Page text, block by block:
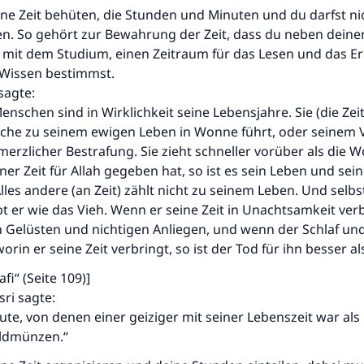
Zeit behüten, die Stunden und Minuten und du darfst
So gehört zur Bewahrung der Zeit, dass du neben
dem Studium, einen Zeitraum für das Lesen und das
bestimmst.
sind in Wirklichkeit seine Lebensjahre. Sie (die
zu seinem ewigen Leben in Wonne führt, oder seinem
Bestrafung. Sie zieht schneller vorüber als die
Zeit für Allah gegeben hat, so ist es sein Leben und
andere (an Zeit) zählt nicht zu seinem Leben. Und
er wie das Vieh. Wenn er seine Zeit in Unachtsamkeit
Gelüsten und nichtigen Anliegen, und wenn der Schlaf
er seine Zeit verbringt, so ist der Tod für ihn besser
(Seite 109)]
sagte:
von denen einer geiziger mit seiner Lebenszeit war
durchführt."
(MUSLIM 1893)
Beitrag dazu